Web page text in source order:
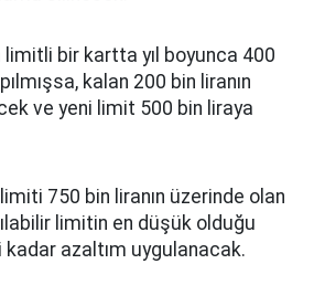
limitli bir kartta yıl boyunca 400
kalan 200 bin liranın
ve yeni limit 500 bin liraya
750 bin liranın üzerinde olan
limitin en düşük olduğu
kadar azaltım uygulanacak.